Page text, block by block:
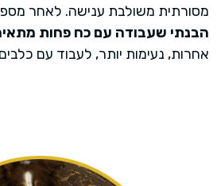
מסורתית משולבת ענישה. לאחר
הבנתי שעבודה עם כח פחות
אחרות, נעימות יותר, לעבוד עם